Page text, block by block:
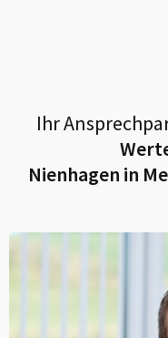
Ihr
Nienhagen in